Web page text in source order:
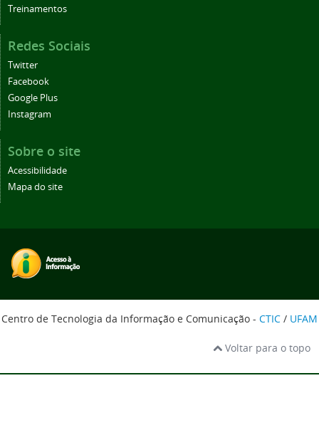
Treinamentos
Redes Sociais
Twitter
Facebook
Google Plus
Instagram
Sobre o site
Acessibilidade
Mapa do site
Centro de Tecnologia da Informação e Comunicação - CTIC / UFAM
Voltar para o topo